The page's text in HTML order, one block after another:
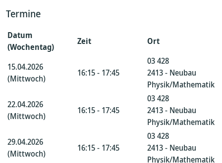
Termine
Datum
(Wochentag)
Zeit Ort
15.04.2026
(Mittwoch)
16:15 - 17:45
03 428
2413 - Neubau
Physik/Mathematik
22.04.2026
(Mittwoch)
16:15 - 17:45
03 428
2413 - Neubau
Physik/Mathematik
29.04.2026
(Mittwoch)
16:15 - 17:45
03 428
2413 - Neubau
Physik/Mathematik